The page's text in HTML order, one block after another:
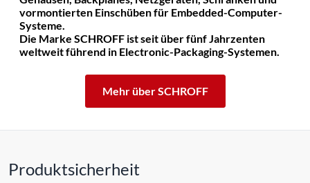
vormontierten Einschüben für Embedded-Computer-
Systeme.
Die Marke SCHROFF ist seit über fünf Jahrzenten
weltweit führend in Electronic-Packaging-Systemen.
Mehr über SCHROFF
Produktsicherheit